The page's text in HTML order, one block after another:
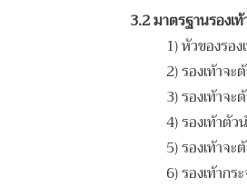
3.2 มาตรฐานรองเ
1) หัวของรอ
2) รองเท้าจ
3) รองเท้าจ
4) รองเท้าตั
5) รองเท้าจ
6) รองเท้าก